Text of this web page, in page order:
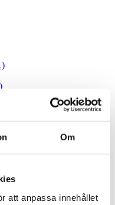
Om
att anpassa innehållet